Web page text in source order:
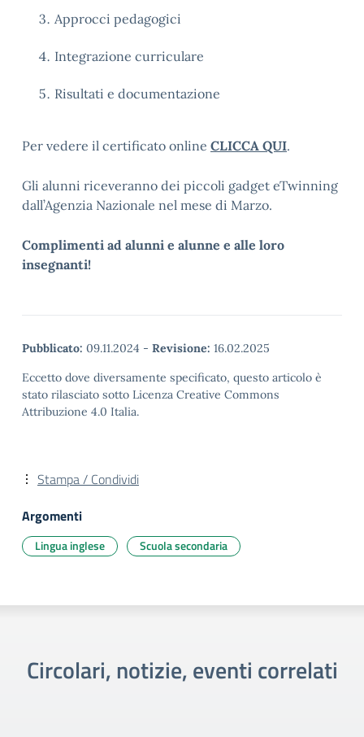
Approcci pedagogici
Integrazione curriculare
Risultati e documentazione
Per vedere il certificato online CLICCA QUI.
Gli alunni riceveranno dei piccoli gadget eTwinning
dall’Agenzia Nazionale nel mese di Marzo.
Complimenti ad alunni e alunne e alle loro
insegnanti!
Pubblicato: 09.11.2024 - Revisione: 16.02.2025
Eccetto dove diversamente specificato, questo articolo è
stato rilasciato sotto Licenza Creative Commons
Attribuzione 4.0 Italia.
Stampa / Condividi
Argomenti
Lingua inglese Scuola secondaria
Circolari, notizie, eventi correlati